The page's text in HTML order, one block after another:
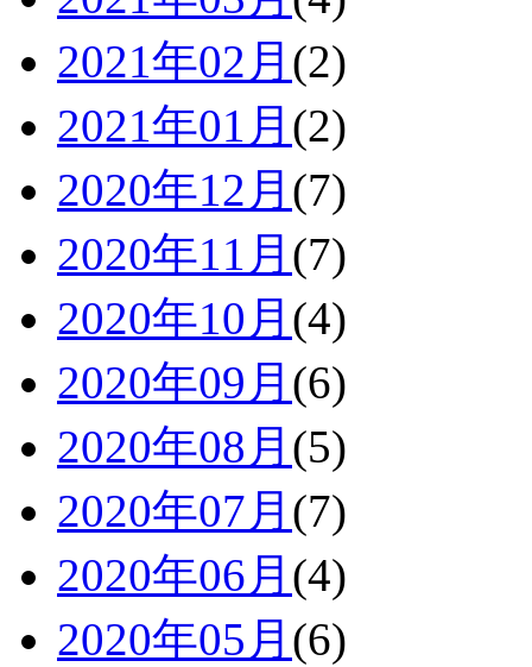
2021年02月 (2)
2021年01月 (2)
2020年12月 (7)
2020年11月 (7)
2020年10月 (4)
2020年09月 (6)
2020年08月 (5)
2020年07月 (7)
2020年06月 (4)
2020年05月 (6)